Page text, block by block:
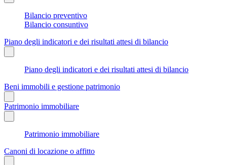
Bilancio preventivo
Bilancio consuntivo
Piano degli indicatori e dei risultati attesi di bilancio
Piano degli indicatori e dei risultati attesi di bilancio
Beni immobili e gestione patrimonio
Patrimonio immobiliare
Patrimonio immobiliare
Canoni di locazione o affitto